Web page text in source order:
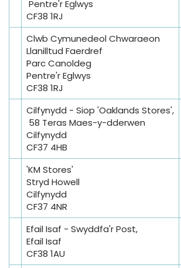
Pentre'r Eglwys
CF38 1RJ
Clwb Cymunedeol Chwaraeon
Llanilltud Faerdref
Parc Canoldeg
Pentre'r Eglwys
CF38 1RJ
Cilfynydd - Siop 'Oaklands Stores',
58 Teras Maes-y-dderwen
Cilfynydd
CF37 4HB
'KM Stores'
Stryd Howell
Cilfynydd
CF37 4NR
Efail Isaf - Swyddfa'r Post,
Efail Isaf
CF38 1AU